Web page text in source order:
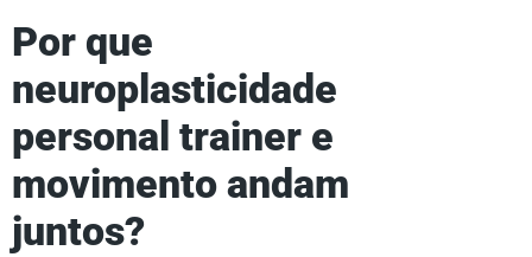
Por que
neuroplasticidade
personal trainer e
movimento andam
juntos?